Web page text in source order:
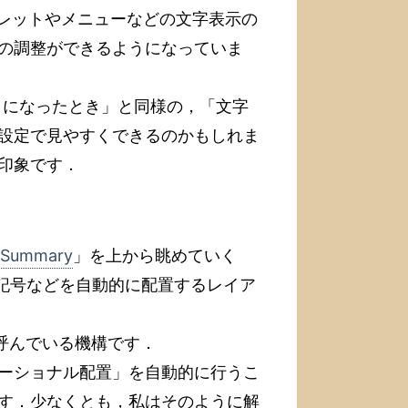
ットやメニューなどの文字表示の
調整ができるようになっていま
なったとき」と同様の，「文字
定で見やすくできるのかもしれま
象です．
」を上から眺めていく
などを自動的に配置するレイア
でいる機構です．
ショナル配置」を自動的に行うこ
．少なくとも，私はそのように解